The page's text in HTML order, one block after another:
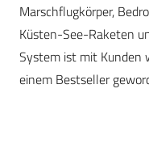
Marschflugkörper,
Küsten-See-Raketen
System ist mit Kunden
einem Bestseller